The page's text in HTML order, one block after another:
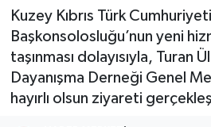
Kuzey Kıbrıs Türk
Başkonsolosluğu’nun yeni
taşınması dolayısıyla, Turan
Dayanışma Derneği Genel
hayırlı olsun ziyareti
TRABZONSPOR
Yaşam